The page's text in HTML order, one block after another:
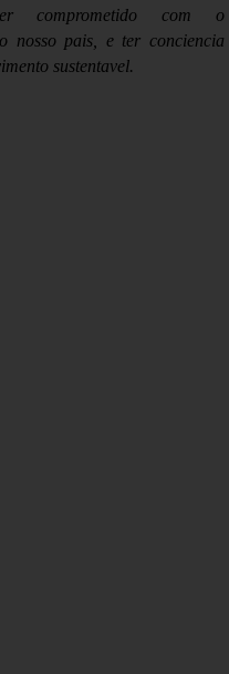
comprometido com o
nosso pais, e ter conciencia
sustentavel.